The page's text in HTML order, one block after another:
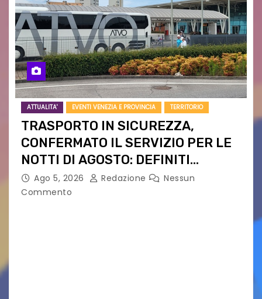
ATTUALITA' EVENTI VENEZIA E PROVINCIA TERRITORIO
TRASPORTO IN SICUREZZA,
CONFERMATO IL SERVIZIO PER LE
NOTTI DI AGOSTO: DEFINITI
PERCORSI, FERMATE E ORARIO
Ago 5, 2026 Redazione
Nessun
Commento